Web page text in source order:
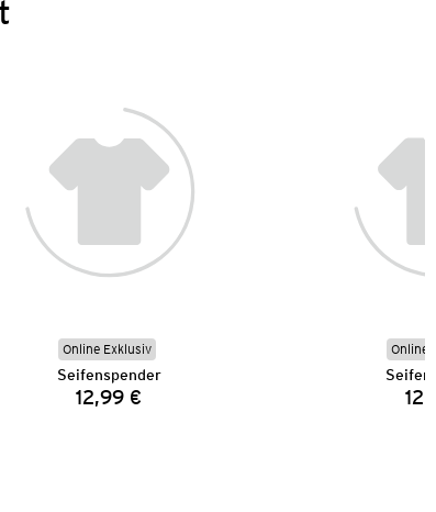
Online Exklusiv
Seifenspender
Preis:
12,99 €
Online